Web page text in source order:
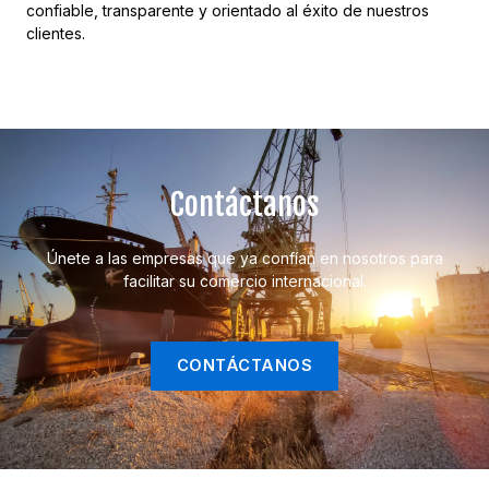
confiable, transparente y orientado al éxito de nuestros
clientes.
Contáctanos
Únete a las empresas que ya confían en nosotros para
facilitar su comercio internacional.
CONTÁCTANOS